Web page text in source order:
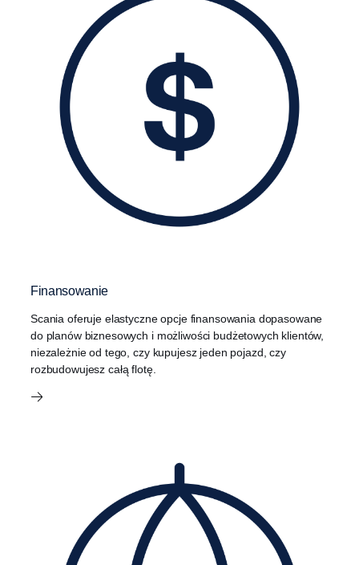
Finansowanie
Scania oferuje elastyczne opcje finansowania dopasowane
do planów biznesowych i możliwości budżetowych klientów,
niezależnie od tego, czy kupujesz jeden pojazd, czy
rozbudowujesz całą flotę.